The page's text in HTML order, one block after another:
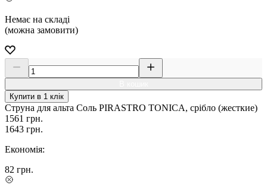
Немає на складі
(можна замовити)
Купити в 1 клік
Струна для альта Соль PIRASTRO TONICA, срібло (жесткие)
1561 грн.
1643 грн.
Економія:
82 грн.